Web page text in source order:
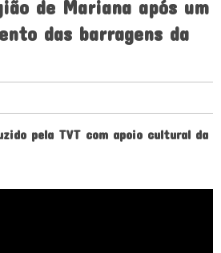
de Mariana após um
das barragens da
pela TVT com apoio cultural da